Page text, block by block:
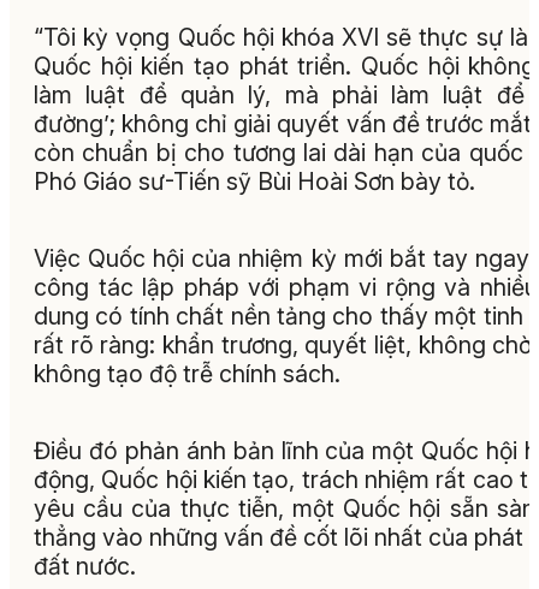
“Tôi kỳ vọng Quốc hội khóa XVI sẽ thực sự là
Quốc hội kiến tạo phát triển. Quốc hội
làm luật để quản lý, mà phải làm luật để
đường’; không chỉ giải quyết vấn đề trước
còn chuẩn bị cho tương lai dài hạn của quốc
Phó Giáo sư-Tiến sỹ Bùi Hoài Sơn bày tỏ.
Việc Quốc hội của nhiệm kỳ mới bắt tay ngay
công tác lập pháp với phạm vi rộng và
dung có tính chất nền tảng cho thấy một tinh
rất rõ ràng: khẩn trương, quyết liệt, không chờ
không tạo độ trễ chính sách.
Điều đó phản ánh bản lĩnh của một Quốc hội
động, Quốc hội kiến tạo, trách nhiệm rất cao
yêu cầu của thực tiễn, một Quốc hội sẵn
thẳng vào những vấn đề cốt lõi nhất của phát
đất nước.